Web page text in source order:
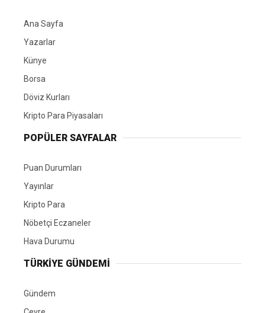
Ana Sayfa
Yazarlar
Künye
Borsa
Döviz Kurları
Kripto Para Piyasaları
POPÜLER SAYFALAR
Puan Durumları
Yayınlar
Kripto Para
Nöbetçi Eczaneler
Hava Durumu
TÜRKIYE GÜNDEMI
Gündem